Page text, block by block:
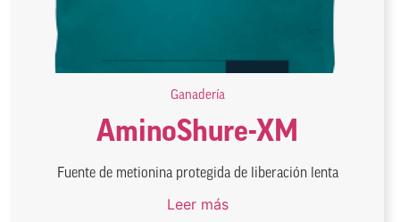
Ganadería
AminoShure-XM
Fuente de metionina protegida de liberación lenta
Leer más